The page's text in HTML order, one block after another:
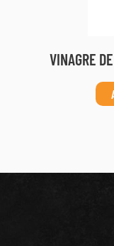
VINAGRE